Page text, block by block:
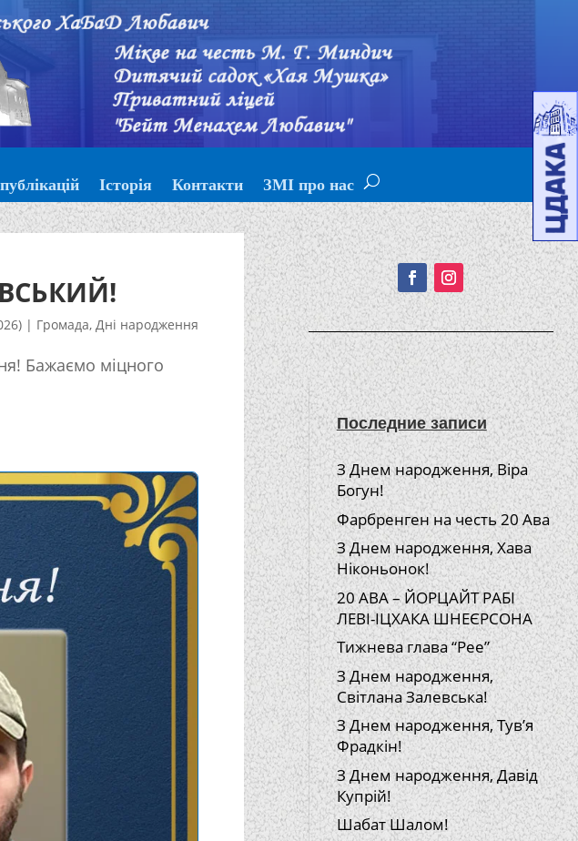
Історія Контакти ЗМІ про нас
| Громада, Дні народження
Бажаємо міцного
Подписывайтесь!
Последние записи
З Днем народження, Віра
Богун!
Фарбренген на честь 20 Ава
З Днем народження, Хава
Ніконьонок!
20 АВА – ЙОРЦАЙТ РАБІ
ЛЕВІ-ІЦХАКА ШНЕЄРСОНА
Тижнева глава “Рее”
З Днем народження,
Світлана Залевська!
З Днем народження, Тув’я
Фрадкін!
З Днем народження, Давід
Купрій!
Шабат Шалом!